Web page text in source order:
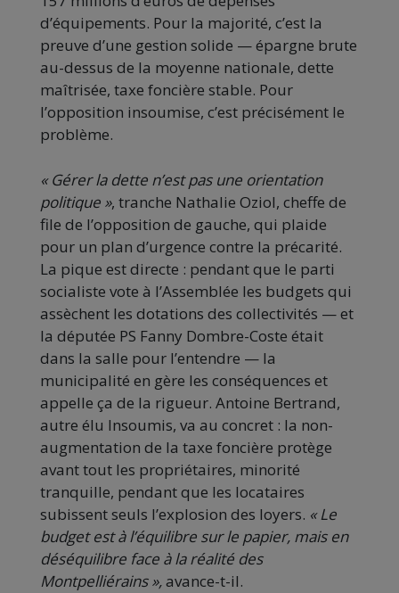
d’équipements. Pour la majorité, c’est la
preuve d’une gestion solide — épargne brute
au-dessus de la moyenne nationale, dette
maîtrisée, taxe foncière stable. Pour
l’opposition insoumise, c’est précisément le
problème.
« Gérer la dette n’est pas une orientation
politique », tranche Nathalie Oziol, cheffe de
file de l’opposition de gauche, qui plaide
pour un plan d’urgence contre la précarité.
La pique est directe : pendant que le parti
socialiste vote à l’Assemblée les budgets qui
assèchent les dotations des collectivités — et
la députée PS Fanny Dombre-Coste était
dans la salle pour l’entendre — la
municipalité en gère les conséquences et
appelle ça de la rigueur. Antoine Bertrand,
autre élu Insoumis, va au concret : la non-
augmentation de la taxe foncière protège
avant tout les propriétaires, minorité
tranquille, pendant que les locataires
subissent seuls l’explosion des loyers. « Le
budget est à l’équilibre sur le papier, mais en
déséquilibre face à la réalité des
Montpelliérains »,avance-t-il.